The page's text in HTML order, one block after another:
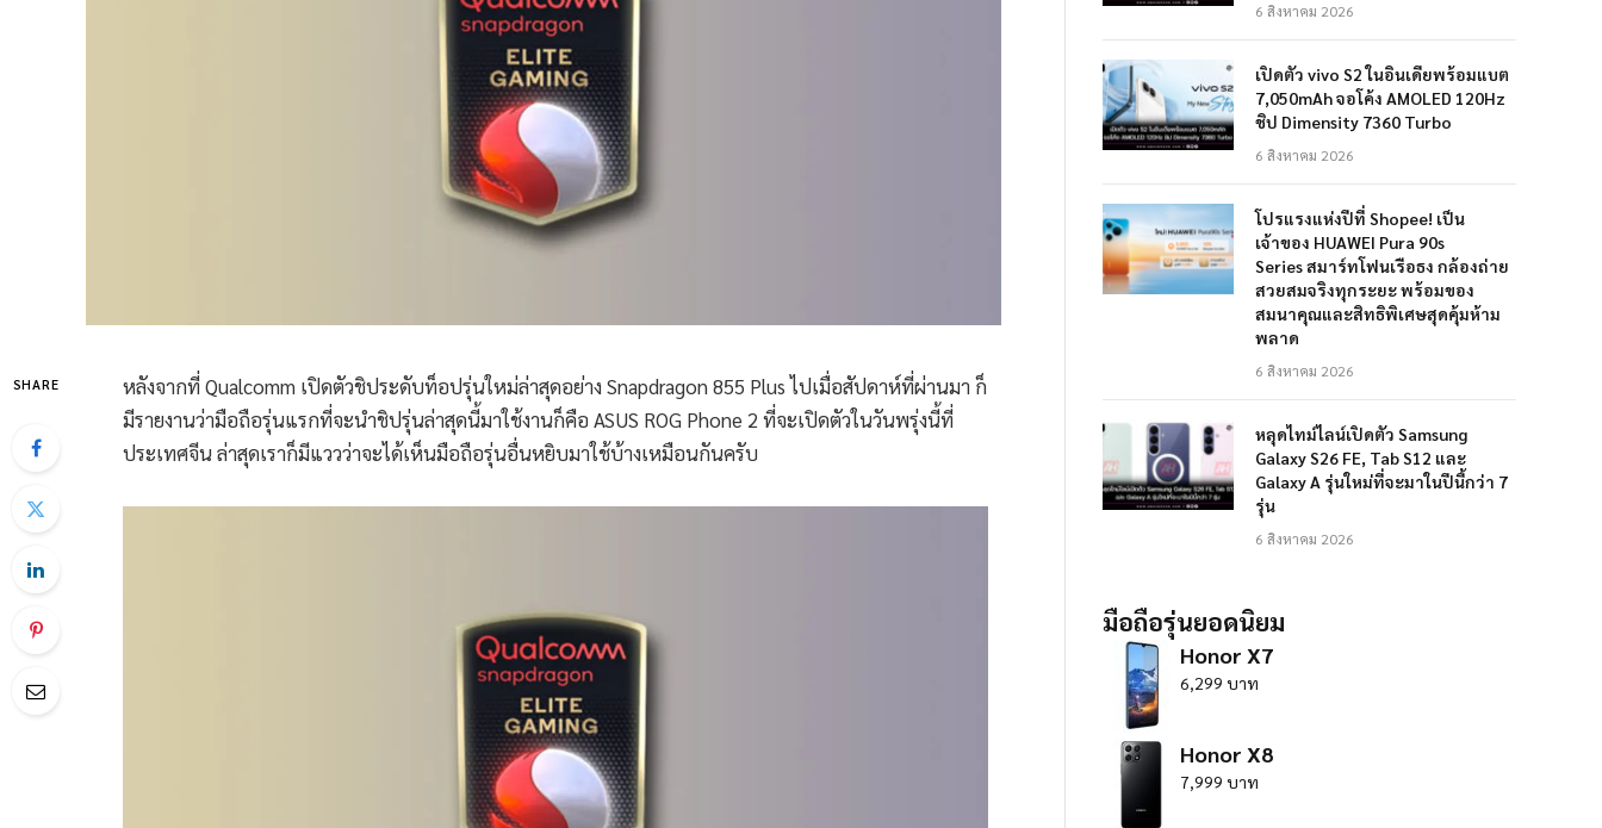
SHARE
หลังจากที่ Qualcomm เปิดตัวชิประดับท็อปรุ่นใหม่ล่าสุดอย่าง Snapdragon 855 Plus ไปเมื่อสัปดาห์ที่ผ่านมา ก็
มีรายงานว่ามือถือรุ่นแรกที่จะนำชิปรุ่นล่าสุดนี้มาใช้งานก็คือ ASUS ROG Phone 2 ที่จะเปิดตัวในวันพรุ่งนี้ที่
ประเทศจีน ล่าสุดเราก็มีแววว่าจะได้เห็นมือถือรุ่นอื่นหยิบมาใช้บ้างเหมือนกันครับ
6 สิงหาคม 2026
เปิดตัว vivo S2 ในอินเดียพร้อมแบต
7,050mAh จอโค้ง AMOLED 120Hz
ชิป Dimensity 7360 Turbo
6 สิงหาคม 2026
โปรแรงแห่งปีที่ Shopee! เป็น
เจ้าของ HUAWEI Pura 90s
Series สมาร์ทโฟนเรือธง กล้องถ่าย
สวยสมจริงทุกระยะ พร้อมของ
สมนาคุณและสิทธิพิเศษสุดคุ้มห้าม
พลาด
6 สิงหาคม 2026
หลุดไทม์ไลน์เปิดตัว Samsung
Galaxy S26 FE, Tab S12 และ
Galaxy A รุ่นใหม่ที่จะมาในปีนี้กว่า 7
รุ่น
6 สิงหาคม 2026
มือถือรุ่นยอดนิยม
Honor X7
6,299 บาท
Honor X8
7,999 บาท